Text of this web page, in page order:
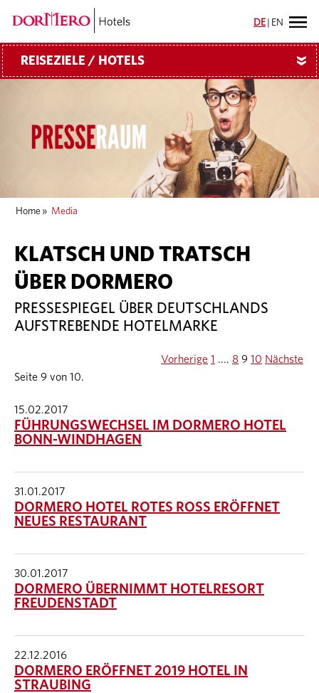
DE EN
REISEZIELE / HOTELS »
Home » Media
KLATSCH UND TRATSCH
ÜBER DORMERO
PRESSESPIEGEL ÜBER DEUTSCHLANDS
AUFSTREBENDE HOTELMARKE
Seite 9 von 10.
Vorherige 1 .... 8 9 10 Nächste
15.02.2017
FÜHRUNGSWECHSEL IM DORMERO HOTEL
BONN-WINDHAGEN
31.01.2017
DORMERO HOTEL ROTES ROSS ERÖFFNET
NEUES RESTAURANT
30.01.2017
DORMERO ÜBERNIMMT HOTELRESORT
FREUDENSTADT
22.12.2016
DORMERO ERÖFFNET 2019 HOTEL IN
STRAUBING